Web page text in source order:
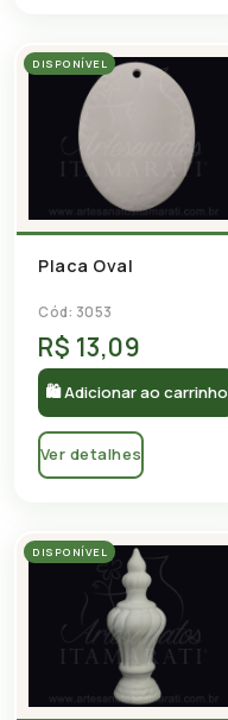
DISPONÍVEL
Placa Oval
Cód: 3053
R$ 13,09
🛍 Adicionar ao carrinho
Ver detalhes
DISPONÍVEL